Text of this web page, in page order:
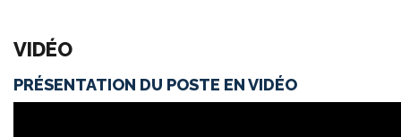
VIDÉO
PRÉSENTATION DU POSTE EN VIDÉO